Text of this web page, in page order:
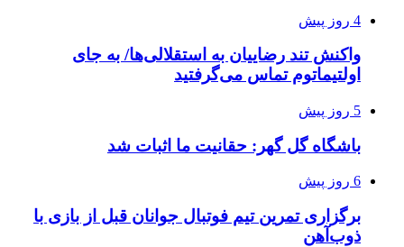
4 روز پیش
واکنش تند رضاییان به استقلالی‌ها/ به جای
اولتیماتوم تماس می‌گرفتید
5 روز پیش
باشگاه گل گهر: حقانیت ما اثبات شد
6 روز پیش
برگزاری تمرین تیم فوتبال جوانان قبل از بازی با
ذوب‌آهن